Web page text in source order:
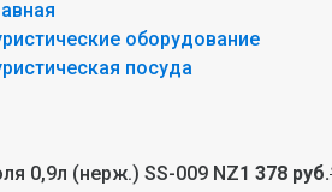
оборудование
посуда
0,9л (нерж.) SS-009 NZ1 378 руб.